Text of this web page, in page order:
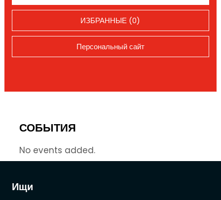
Ищи
ИЗБРАННЫЕ (0)
Персональный сайт
СОБЫТИЯ
No events added.